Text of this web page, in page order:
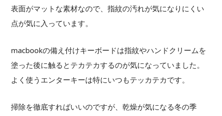
表面がマットな素材なので、指紋の汚れが気になりにくい
点が気に入っています。
macbookの備え付けキーボードは指紋やハンドクリームを
塗った後に触るとテカテカするのが気になっていました。
よく使うエンターキーは特にいつもテッカテカです。
掃除を徹底すればいいのですが、乾燥が気になる冬の季